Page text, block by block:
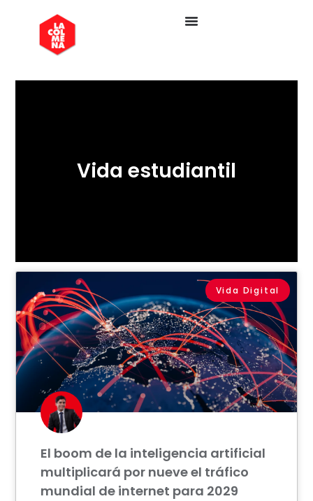
Vida estudiantil
Vida Digital
El boom de la inteligencia artificial
multiplicará por nueve el tráfico
mundial de internet para 2029